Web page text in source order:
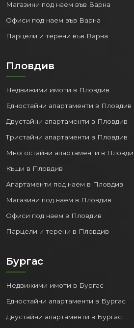
Магазини под наем във Варна
Офиси под наем във Варна
Парцели и терени във Варна
Пловдив
Недвижими имоти в Пловдив
Едностайни апартаменти в Пловдив
Двустайни апартаменти в Пловдив
Тристайни апартаменти в Пловдив
Многостайни апартаменти в
Къщи в Пловдив
Апартаменти под наем в Пловдив
Магазини под наем в Пловдив
Офиси под наем в Пловдив
Парцели и терени в Пловдив
Бургас
Недвижими имоти в Бургас
Едностайни апартаменти в Бургас
Двустайни апартаменти в Бургас